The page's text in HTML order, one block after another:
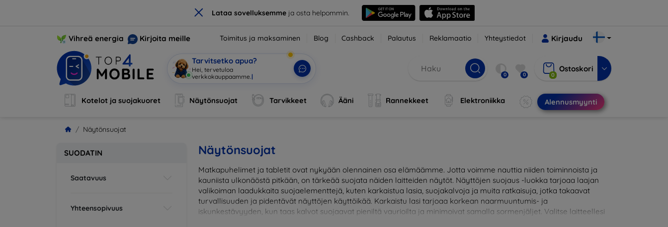
× Lataa sovelluksemmeja osta helpommin.
Vihreä energia Kirjoita meille Toimitus ja maksaminen Blog Cashback Palautus Reklamaatio Yhteystiedot Kirjaudu
Tarvitsetko apua?
Hei, tervetuloa verkkok 0 0 0
Ostoskori
Kotelot ja suojakuoret Näytönsuojat Tarvikkeet Ääni Rannekkeet Elektroniikka Alennusmyynti
Näytönsuojat
SUODATIN
Saatavuus
Yhteensopivuus
Näytönsuojat
Matkapuhelimet ja tabletit ovat nykyään olennainen osa elämäämme. Jotta voimme nauttia niiden toiminnoista ja
kauniista ulkonäöstä pitkään, on tärkeää suojata näiden laitteiden näytöt. Näyttöjen suojaus -luokka tarjoaa laajan
valikoiman laadukkaita suojaelementtejä, kuten karkaistua lasia, suojakalvoja ja muita ratkaisuja, jotka takaavat
turvallisuuden ja pidentävät näyttöjen käyttöikää. Karkaistu lasi tarjoaa korkean naarmuuntumis- ja
iskunkestävyyden, kun taas kalvot suojaavat pieniltä vaurioilta ja minimoivat samalla sormenjäljet. Valitse laitteellesi